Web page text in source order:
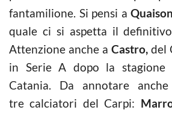
fantamilione. Si pensi aQuaison
quale ci si aspetta il
Attenzione anche a Castro, del
in Serie A dopo la
Catania. Da annotare
tre calciatori del Carpi: